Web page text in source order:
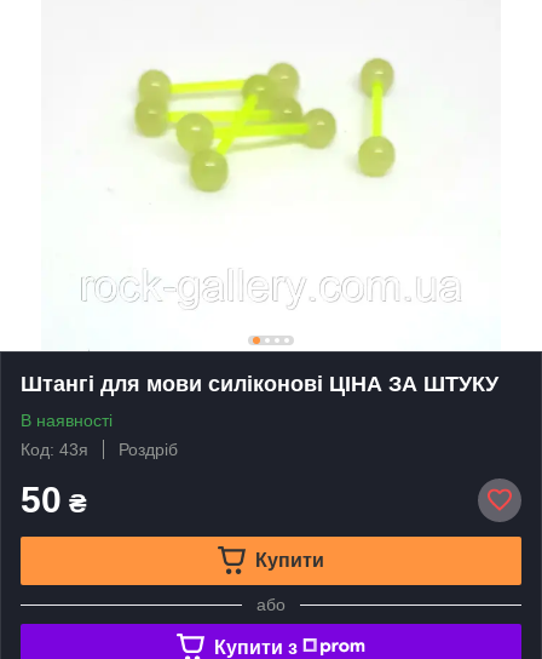
Штангі для мови силіконові ЦIНА ЗА ШТУКУ
В наявності
Код: 43я
Роздріб
50 ₴
Купити
або
Купити з